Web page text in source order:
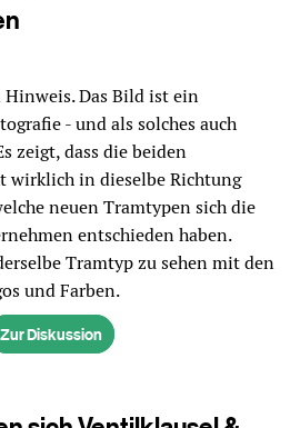
Das Bild ist ein
- und als solches auch
zeigt, dass die beiden
wirklich in dieselbe Richtung
neuen Tramtypen sich die
entschieden haben.
Tramtyp zu sehen mit den
und Farben.
Zur Diskussion